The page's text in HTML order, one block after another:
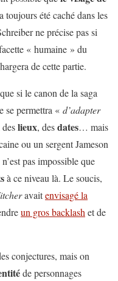
été caché dans les
ne précise pas si
« humaine » du
de cette partie.
si le canon de la saga
se permettra « d’adapter
lieux, desdates… mais
ou un sergent Jameson
pas impossible que
à ce niveau là. Le soucis,
avaitenvisagé la
un gros backlash et de
conjectures, mais on
de personnages